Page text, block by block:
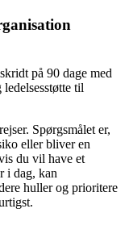
på 90 dage med
til
Spørgsmålet er,
eller bliver en
du vil have et
i dag, kan
huller og prioritere